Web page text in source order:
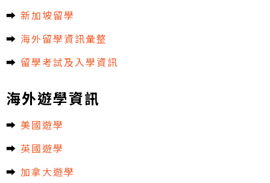
➡︎ 新加坡留學
➡︎ 海外留學資訊彙整
➡︎ 留學考試及入學資訊
海外遊學資訊
➡︎ 美國遊學
➡︎ 英國遊學
➡︎ 加拿大遊學